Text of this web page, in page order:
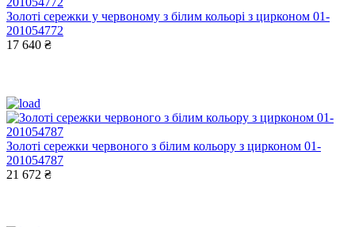
Золоті сережки у червоному з білим кольорі з цирконом 01-
201054772
17 640 ₴
Золоті сережки червоного з білим кольору з цирконом 01-
201054787
21 672 ₴